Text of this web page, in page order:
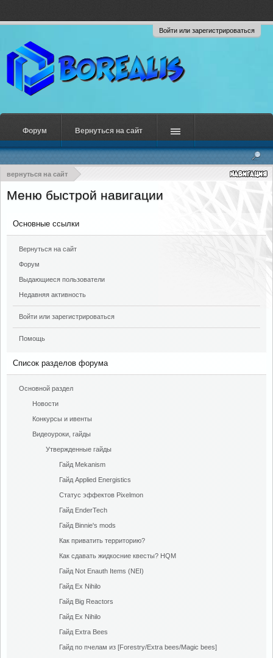
Войти или зарегистрироваться
вернуться на сайт
Меню быстрой навигации
Основные ссылки
Вернуться на сайт
Форум
Выдающиеся пользователи
Недавняя активность
Войти или зарегистрироваться
Помощь
Список разделов форума
Основной раздел
Новости
Конкурсы и ивенты
Видеоуроки, гайды
Утвержденные гайды
Гайд Mekanism
Гайд Applied Energistics
Cтатус эффектов Pixelmon
Гайд EnderTech
Гайд Binnie's mods
Как приватить территорию?
Как сдавать жидкосние квесты? HQM
Гайд Not Enauth Items (NEI)
Гайд Ex Nihilo
Гайд Big Reactors
Гайд Ex Nihilo
Гайд Extra Bees
Гайд по пчелам из [Forestry/Extra bees/Magic bees]
Форум Вернуться на сайт